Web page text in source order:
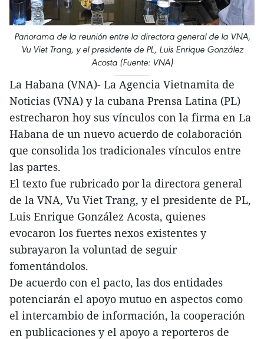
Panorama de la reunión entre la directora general de la VNA,
Vu Viet Trang, y el presidente de PL, Luis Enrique González
Acosta (Fuente: VNA)
La Habana (VNA)- La Agencia Vietnamita de
Noticias (VNA) y la cubana Prensa Latina (PL)
estrecharon hoy sus vínculos con la firma en La
Habana de un nuevo acuerdo de colaboración
que consolida los tradicionales vínculos entre
las partes.
El texto fue rubricado por la directora general
de la VNA, Vu Viet Trang, y el presidente de PL,
Luis Enrique González Acosta, quienes
evocaron los fuertes nexos existentes y
subrayaron la voluntad de seguir
fomentándolos.
De acuerdo con el pacto, las dos entidades
potenciarán el apoyo mutuo en aspectos como
el intercambio de información, la cooperación
en publicaciones y el apoyo a reporteros de